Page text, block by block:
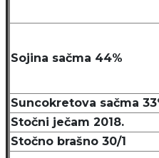
Sojina sačma 44%
Suncokretova sačma
Stočni ječam 2018.
Stočno brašno 30/1